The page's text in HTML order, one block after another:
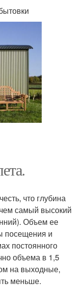
что глубина
самый высокий
Объем ее
посещения и
постоянного
объема в 1,5
на выходные,
меньше.